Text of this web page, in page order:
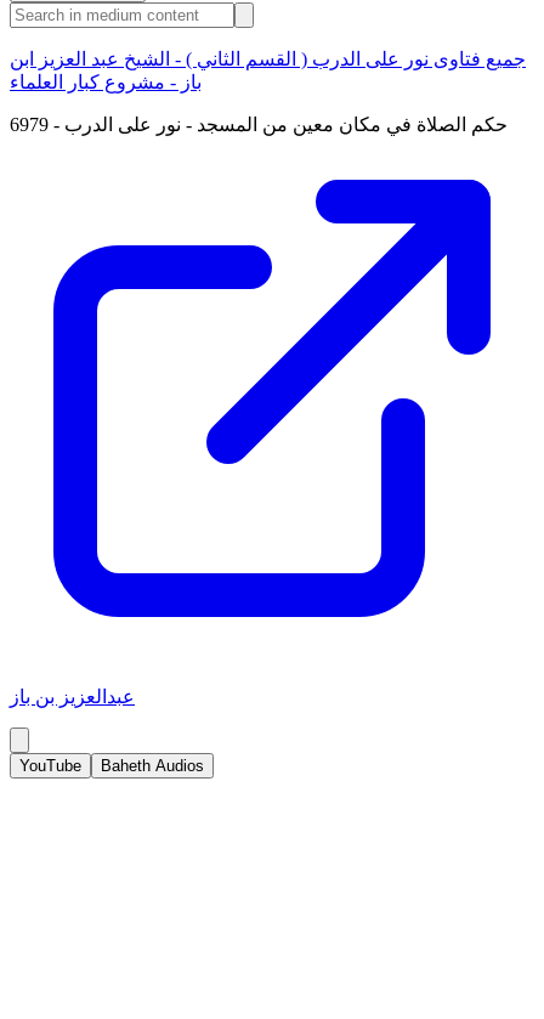
جميع فتاوى نور على الدرب ( القسم الثاني ) - الشيخ عبد العزيز ابن
باز - مشروع كبار العلماء
6979 - حكم الصلاة في مكان معين من المسجد - نور على الدرب
عبدالعزيز بن باز
YouTube Baheth Audios